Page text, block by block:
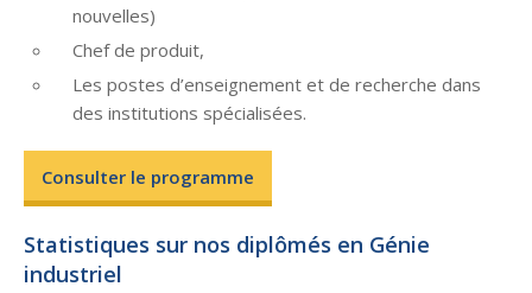
nouvelles)
Chef de produit,
Les postes d’enseignement et de recherche dans
des institutions spécialisées.
Consulter le programme
Statistiques sur nos diplômés en Génie
industriel